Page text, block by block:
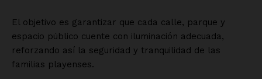
El objetivo es garantizar que cada calle, parque y
espacio público cuente con iluminación adecuada,
reforzando así la seguridad y tranquilidad de las
familias playenses.